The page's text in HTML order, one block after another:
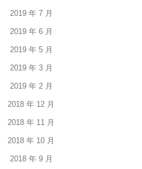
2019 年 7 月
2019 年 6 月
2019 年 5 月
2019 年 3 月
2019 年 2 月
2018 年 12 月
2018 年 11 月
2018 年 10 月
2018 年 9 月